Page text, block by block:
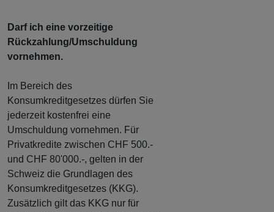
Darf ich eine vorzeitige
Rückzahlung/Umschuldung
vornehmen.
Im Bereich des
Konsumkreditgesetzes dürfen Sie
jederzeit kostenfrei eine
Umschuldung vornehmen. Für
Privatkredite zwischen CHF 500.-
und CHF 80'000.-, gelten in der
Schweiz die Grundlagen des
Konsumkreditgesetzes (KKG).
Zusätzlich gilt das KKG nur für